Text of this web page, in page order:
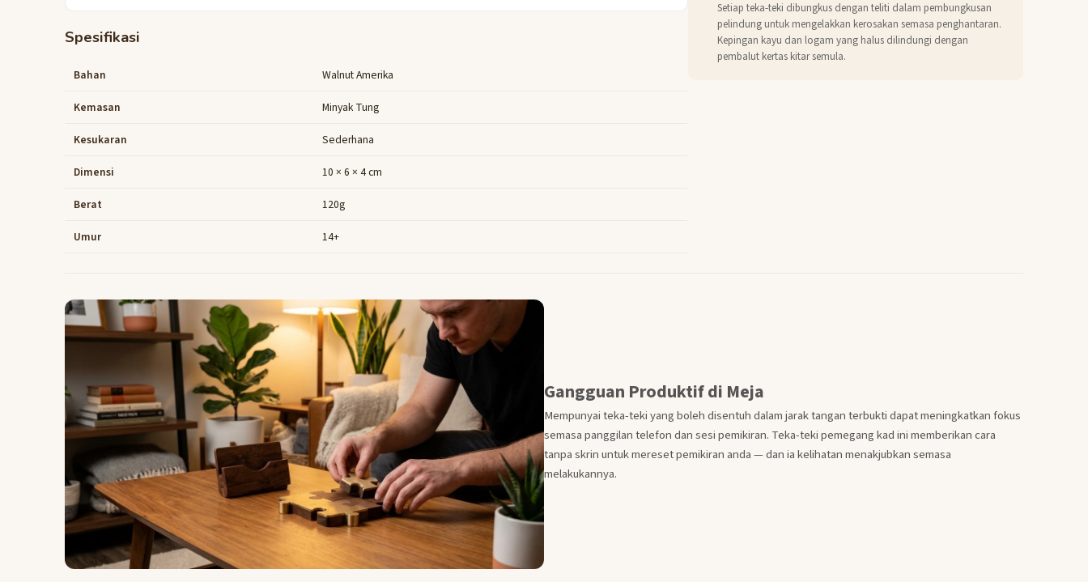
Spesifikasi
Bahan Walnut Amerika
Kemasan Minyak Tung
Kesukaran Sederhana
Dimensi 10 × 6 × 4 cm
Berat 120g
Umur 14+
Setiap teka-teki dibungkus dengan teliti dalam pembungkusan
pelindung untuk mengelakkan kerosakan semasa penghantaran.
Kepingan kayu dan logam yang halus dilindungi dengan
pembalut kertas kitar semula.
Gangguan Produktif di Meja
Mempunyai teka-teki yang boleh disentuh dalam jarak tangan terbukti dapat meningkatkan fokus
semasa panggilan telefon dan sesi pemikiran. Teka-teki pemegang kad ini memberikan cara
tanpa skrin untuk mereset pemikiran anda — dan ia kelihatan menakjubkan semasa
melakukannya.